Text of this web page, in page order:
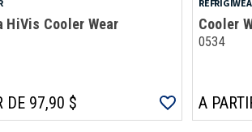
HiVis Cooler Wear
DE 97,90 $
Cooler
0534
A